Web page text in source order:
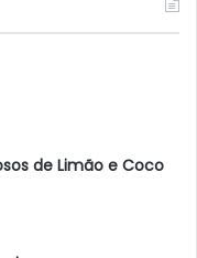
de Limão e Coco